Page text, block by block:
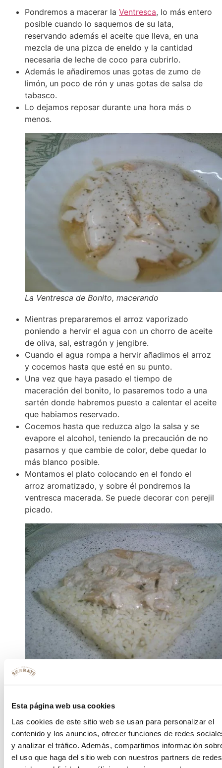
Esta página web usa cookies
Las cookies de este sitio web se usan para personalizar el
contenido y los anuncios, ofrecer funciones de redes
y analizar el tráfico. Además, compartimos información
el uso que haga del sitio web con nuestros partners de redes
Pondremos a macerar la Ventresca, lo más entero
posible cuando lo saquemos de su lata,
reservando además el aceite que lleva, en una
mezcla de una pizca de eneldo y la cantidad
necesaria de leche de coco para cubrirlo.
Además le añadiremos unas gotas de zumo de
limón, un poco de rón y unas gotas de salsa de
tabasco.
Lo dejamos reposar durante una hora más o
menos.
La Ventresca de Bonito, macerando
Mientras prepararemos el arroz vaporizado
poniendo a hervir el agua con un chorro de aceite
de oliva, sal, estragón y jengibre.
Cuando el agua rompa a hervir añadimos el arroz
y cocemos hasta que esté en su punto.
Una vez que haya pasado el tiempo de
maceración del bonito, lo pasaremos todo a una
sartén donde habremos puesto a calentar el aceite
que habiamos reservado.
Cocemos hasta que reduzca algo la salsa y se
evapore el alcohol, teniendo la precaución de no
pasarnos y que cambie de color, debe quedar lo
más blanco posible.
Montamos el plato colocando en el fondo el
arroz aromatizado, y sobre él pondremos la
ventresca macerada. Se puede decorar con perejil
picado.
Así queda este Bonito inspirado en las antillas
«Saludos deArima y Salvador
dos :-)
Etiquetadoarroz leche de coco ron tabasco
2 comentarios